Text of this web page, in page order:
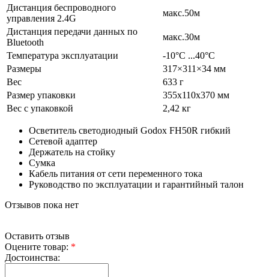
Дистанция беспроводного
управления 2.4G
макс.50м
Дистанция передачи данных по
Bluetooth
макс.30м
Температура эксплуатации
-10°C ...40°C
Размеры
317×311×34 мм
Вес
633 г
Размер упаковки
355х110х370 мм
Вес с упаковкой
2,42 кг
Осветитель светодиодный Godox FH50R гибкий
Сетевой адаптер
Держатель на стойку
Сумка
Кабель питания от сети переменного тока
Руководство по эксплуатации и гарантийный талон
Отзывов пока нет
Оставить отзыв
Оцените товар: *
Достоинства: